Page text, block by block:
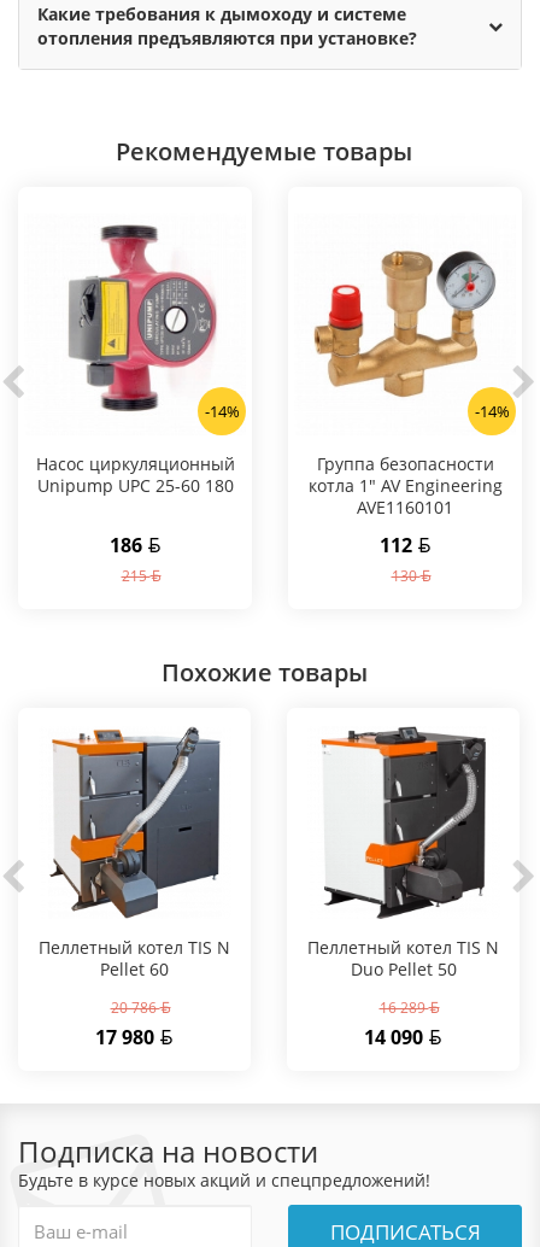
Какие требования к дымоходу и системе
отопления предъявляются при установке?
Рекомендуемые товары
-14%
Насос циркуляционный
Unipump UPC 25-60 180
186
215
-14%
Группа безопасности
котла 1" AV Engineering
AVE1160101
112
130
Похожие товары
Пеллетный котел TIS N
Pellet 60
20 786
17 980
Пеллетный котел TIS N
Duo Pellet 50
16 289
14 090
Подписка на новости
Будьте в курсе новых акций и спецпредложений!
ПОДПИСАТЬСЯ